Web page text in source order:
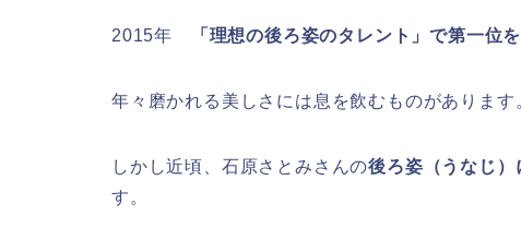
2015年 「理想の後ろ姿のタレント」で第一位
年々磨かれる美しさには息を飲むものがあります
しかし近頃、石原さとみさんの後ろ姿（うなじ）
す。